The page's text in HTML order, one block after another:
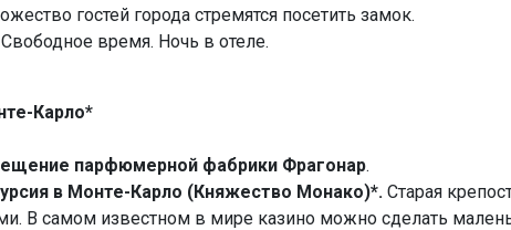
гостей города стремятся посетить замок.
время. Ночь в отеле.
Карло*
парфюмерной фабрики Фрагонар.
в Монте-Карло (Княжество Монако)*. Старая
В самом известном в мире казино можно сделать